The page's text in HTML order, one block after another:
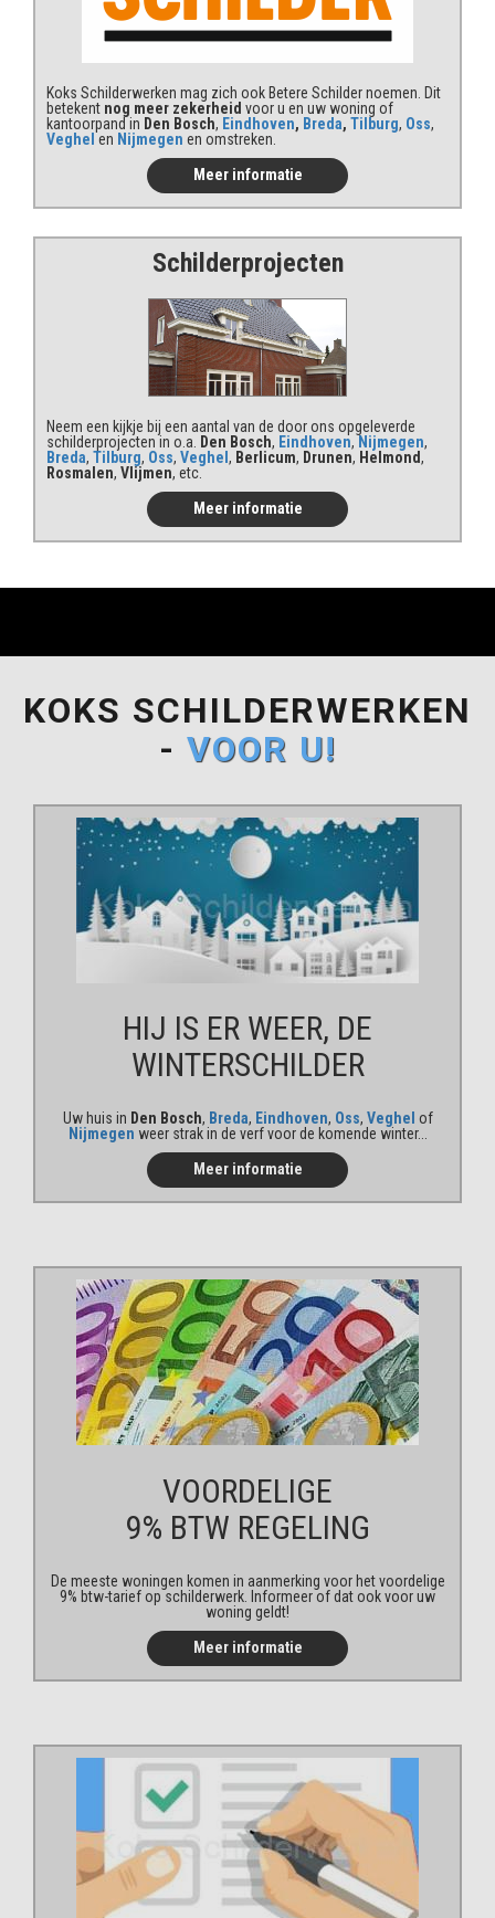
Koks Schilderwerken mag zich ook Betere Schilder noemen. Dit
betekent nog meer zekerheid voor u en uw woning of
kantoorpand in Den Bosch, Eindhoven, Breda, Tilburg, Oss,
Veghel en Nijmegen en omstreken.
Meer informatie
Schilderprojecten
Neem een kijkje bij een aantal van de door ons opgeleverde
schilderprojecten in o.a. Den Bosch, Eindhoven,Nijmegen,
Breda, Tilburg, Oss, Veghel, Berlicum, Drunen, Helmond,
Rosmalen, Vlijmen, etc.
Meer informatie
KOKS SCHILDERWERKEN
- VOOR U!
HIJ IS ER WEER, DE
WINTERSCHILDER
Uw huis in Den Bosch, Breda, Eindhoven, Oss, Veghel of
Nijmegen weer strak in de verf voor de komende winter...
Meer informatie
VOORDELIGE
9% BTW REGELING
De meeste woningen komen in aanmerking voor het voordelige
9% btw-tarief op schilderwerk. Informeer of dat ook voor uw
woning geldt!
Meer informatie